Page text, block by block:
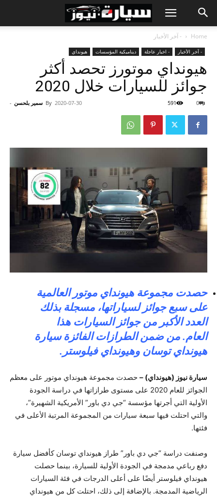
Home - آخر الأخبار
- آخر الأخبار - اخبار عاجلة ديناميكية المؤسسات هيونداي
هيونداي موتورز تحصد أكثر
جوائز للسيارات خلال 2020
By سمير بلحسن - 2020-07-30 0
591
حصدت مجموعة هيونداي موتور العالمية
على سبع جوائز لسياراتها، مسجلة بذلك
العدد الأكبر من جوائز السيارات هذا
العام. من ضمن الطرازات الفائزة سيارة
هيونداي توسان وهيونداي فيلوستر.
سيارة نيوز (هيونداي) – حصدت مجموعة هيونداي موتور على معظم
الجوائز للعام 2020 على مستوى طرازاتها في دراسة الجودة
الأولية التي أجرتها مؤسسة “جي دي باور” الأمريكية الشهيرة”،
والتي احتلت فيها سبعة سيارات من المجموعة المرتبة الأعلى في
فئتها.
وصنفت دراسة “جي دي باور” طراز هيونداي توسان كأفضل سيارة
دفع رباعي مدمجة في الجودة الأولية للسيارة، بينما حصلت
هيونداي فيلوستر أيضًا على أعلى الدرجات في فئة السيارات
الرياضية المدمجة. بالإضافة إلى ذلك، احتلت كل من هيونداي